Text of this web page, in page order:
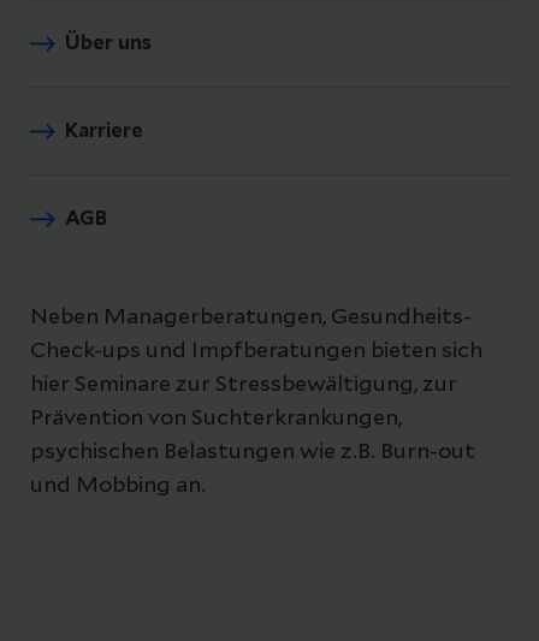
Über uns
Karriere
AGB
Neben Managerberatungen, Gesundheits-
Check-ups und Impfberatungen bieten sich
hier Seminare zur Stressbewältigung, zur
Prävention von Suchterkrankungen,
psychischen Belastungen wie z.B. Burn-out
und Mobbing an.